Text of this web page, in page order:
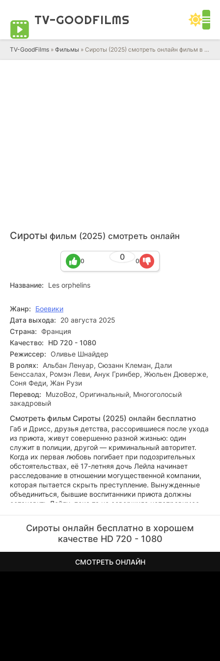
TV-GOODFILMS
TV-GoodFilms » Фильмы » Сироты (2025) смотреть онлайн фильм в HD качестве 720 - 1080 бесплатно
Сироты фильм (2025) смотреть онлайн
0
0 0
Название: Les orphelins
Жанр:
Боевики
Дата выхода:
20 августа 2025
Страна:
Франция
Качество:
HD 720 - 1080
Режиссер: Оливье Шнайдер
В ролях:
Альбан Ленуар, Сюзанн Клеман, Дали
Бенссалах, Ромэн Леви, Анук Гринбер, Жюльен Дюверже,
Соня Феди, Жан Рузи
Перевод:
MuzoBoz, Оригинальный, Многоголосый
закадровый
Смотреть фильм Сироты (2025) онлайн бесплатно
Габ и Дрисc, друзья детства, рассорившиеся после ухода
из приюта, живут совершенно разной жизнью: один
служит в полиции, другой — криминальный авторитет.
Когда их первая любовь погибает при подозрительных
обстоятельствах, её 17-летняя дочь Лейла начинает
расследование в отношении могущественной компании,
которая пытается скрыть преступление. Вынужденные
объединиться, бывшие воспитанники приюта должны
остановить Лейлу, пока та не совершила непоправимое.
Сироты онлайн бесплатно в хорошем
качестве HD 720 - 1080
СМОТРЕТЬ ОНЛАЙН